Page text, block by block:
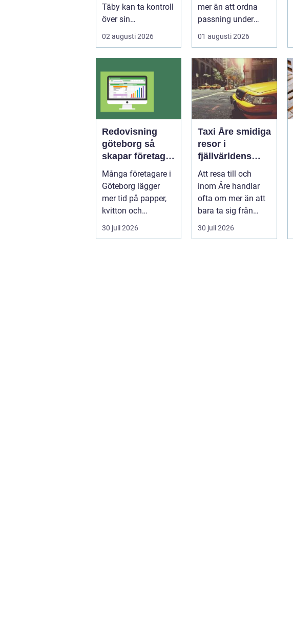
Täby kan ta kontroll
över sin
elförbrukning på
riktigt. Gen...
02 augusti 2026
mer än att ordna
passning under
arbetsdagen. För
många hundäga...
01 augusti 2026
Redovisning
göteborg så
skapar företag
bättre kontroll
och mer tid
Många företagare i
Göteborg lägger
mer tid på papper,
kvitton och
myndighetskrav än
på kunder och ut...
30 juli 2026
Taxi Åre smidiga
resor i
fjällvärldens
hjärta
Att resa till och
inom Åre handlar
ofta om mer än att
bara ta sig från
punkt A till B. Vädret
skifta...
30 juli 2026